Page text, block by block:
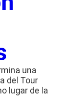
una
del Tour
lugar de la